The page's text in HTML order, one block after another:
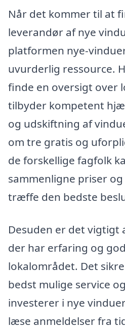
Når det kommer til at
leverandør af nye
platformen nye-
uvurderlig ressource.
finde en oversigt over
tilbyder kompetent
og udskiftning af
om tre gratis og
de forskellige fagfolk
sammenligne priser og
træffe den bedste
Desuden er det
der har erfaring og
lokalområdet. Det
bedst mulige service
investerer i nye
læse anmeldelser fra